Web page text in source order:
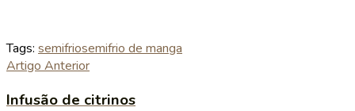
Tags: semifriosemifrio de manga
Artigo Anterior
Infusão de citrinos